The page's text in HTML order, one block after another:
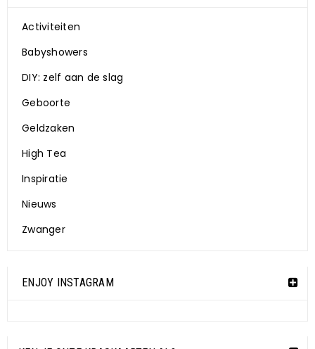
Activiteiten
Babyshowers
DIY: zelf aan de slag
Geboorte
Geldzaken
High Tea
Inspiratie
Nieuws
Zwanger
ENJOY INSTAGRAM